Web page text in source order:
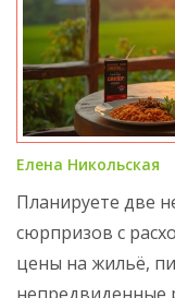
Елена Никольская
Планируете две
сюрпризов с
цены на жильё,